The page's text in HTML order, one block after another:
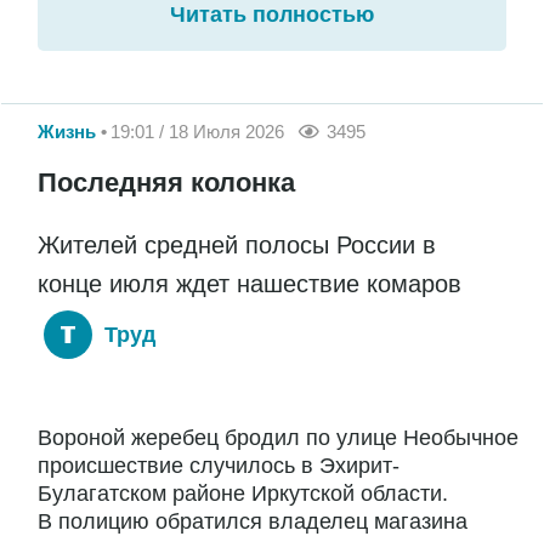
Читать полностью
Жизнь 19:01 / 18 Июля 2026 3495
Последняя колонка
Жителей средней полосы России в
конце июля ждет нашествие комаров
Труд
Вороной жеребец бродил по улице Необычное
происшествие случилось в Эхирит-
Булагатском районе Иркутской области.
В полицию обратился владелец магазина